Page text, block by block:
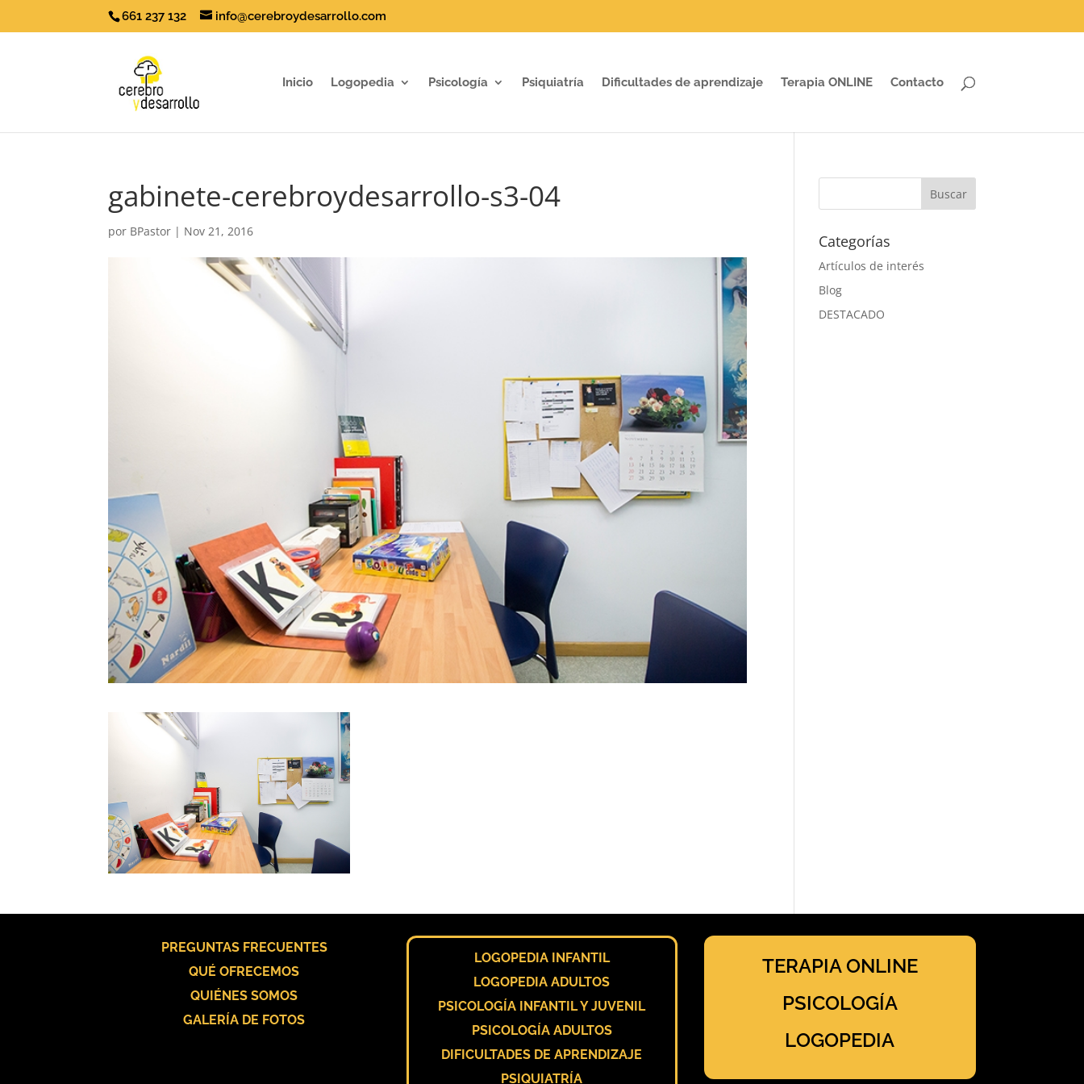
661 237 132 info@cerebroydesarrollo.com
Inicio Logopedia Psicología Psiquiatría Dificultades de aprendizaje Terapia ONLINE Contacto
gabinete-cerebroydesarrollo-s3-04
por BPastor | Nov 21, 2016
Categorías
Artículos de interés
Blog
DESTACADO
PREGUNTAS FRECUENTES
QUÉ OFRECEMOS
QUIÉNES SOMOS
GALERÍA DE FOTOS
LOGOPEDIA INFANTIL
LOGOPEDIA ADULTOS
PSICOLOGÍA INFANTIL Y JUVENIL
PSICOLOGÍA ADULTOS
DIFICULTADES DE APRENDIZAJE
PSIQUIATRÍA
TERAPIA ONLINE
PSICOLOGÍA
LOGOPEDIA